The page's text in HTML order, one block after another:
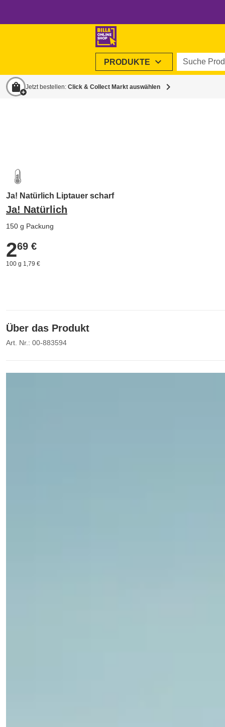
PRODUKTE expand_more Suche
shopping_bag Jetzt bestellen: Click & Collect Markt auswählen chevron_right
Ja! Natürlich Liptauer scharf
Ja! Natürlich
150 g Packung
2,69 €
269 €
100 g 1,79 €
Über das Produkt
Art. Nr.: 00-883594